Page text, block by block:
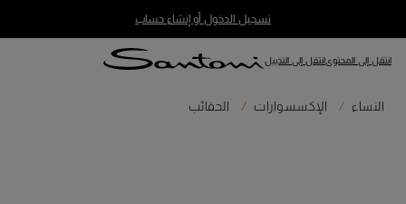
تسجيل الدخول أو إنشاء حساب
انتقل إلى المحتوىانتقل إلى التذييل
النساء الإكسسوارات الحقائب